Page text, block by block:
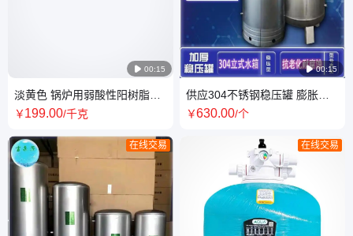
 00:15
淡黄色 锅炉用弱酸性阳树脂厂
家 古泉源水处理
￥199.00/千克
在线交易
 00:15
供应304不锈钢稳压罐 膨胀罐
压力罐 古泉源厂家
￥630.00/个
在线交易